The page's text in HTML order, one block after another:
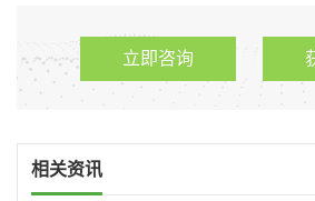
立即咨询
相关资讯